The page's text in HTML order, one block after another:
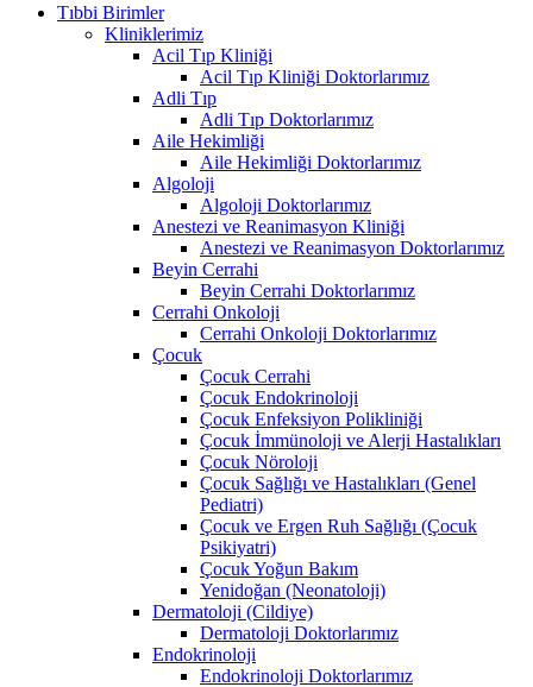
Tıbbi Birimler
Kliniklerimiz
Acil Tıp Kliniği
Acil Tıp Kliniği Doktorlarımız
Adli Tıp
Adli Tıp Doktorlarımız
Aile Hekimliği
Aile Hekimliği Doktorlarımız
Algoloji
Algoloji Doktorlarımız
Anestezi ve Reanimasyon Kliniği
Anestezi ve Reanimasyon Doktorlarımız
Beyin Cerrahi
Beyin Cerrahi Doktorlarımız
Cerrahi Onkoloji
Cerrahi Onkoloji Doktorlarımız
Çocuk
Çocuk Cerrahi
Çocuk Endokrinoloji
Çocuk Enfeksiyon Polikliniği
Çocuk İmmünoloji ve Alerji Hastalıkları
Çocuk Nöroloji
Çocuk Sağlığı ve Hastalıkları (Genel
Pediatri)
Çocuk ve Ergen Ruh Sağlığı (Çocuk
Psikiyatri)
Çocuk Yoğun Bakım
Yenidoğan (Neonatoloji)
Dermatoloji (Cildiye)
Dermatoloji Doktorlarımız
Endokrinoloji
Endokrinoloji Doktorlarımız